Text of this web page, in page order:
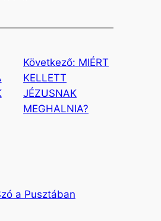
Következő: MIÉRT
KELLETT
JÉZUSNAK
MEGHALNIA?
a Pusztában